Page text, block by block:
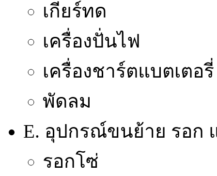
เกียร์ทด
เครื่องปั่นไฟ
เครื่องชาร์ตแบตเตอรี่
พัดลม
E. อุปกรณ์ขนย้าย รอก
รอกโซ่